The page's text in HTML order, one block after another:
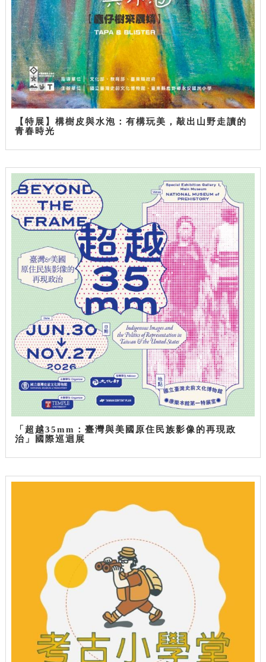
【特展】構樹皮與水泡：有構玩美，敲出山野走讀的
青春時光
「超越35mm：臺灣與美國原住民族影像的再現政
治」國際巡迴展